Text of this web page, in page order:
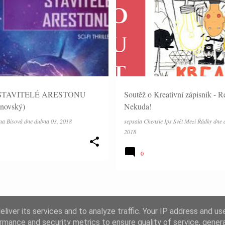
ARESTONU
Bisová dnedubna 03, 2018
Soutěž o Kreativní zápisník -
Nekuda!
sepsala Chensie Ips Svět Mezi Řádky dne
2018
0
its services and to analyze traffic. Your IP address and
and security metrics to ensure quality of service,